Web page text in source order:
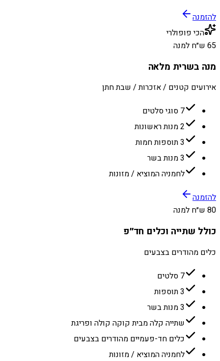
להזמנה
הכי פופולרי
65 ש״ח למנה
מנה בשרית מלאה
אירועים קטנים / אזכרות / שבת חתן
7 סוגי סלטים
2 מנות ראשונות
3 תוספות חמות
3 מנות בשר
לחמניה המוציא / מזונות
להזמנה
80 ש״ח למנה
כולל שתייה וכלים חד״פ
כלים מהודרים בצבעים
7 סלטים
3 תוספות
3 מנות בשר
שתייה קלה מבית קוקה קולה ופריגת
כלים חד-פעמיים מהודרים בצבעים
לחמניה המוציא / מזונות